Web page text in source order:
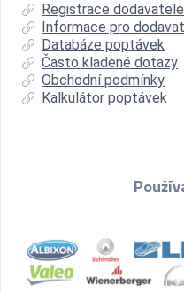
Registrace dodavatele
Informace pro
Databáze poptávek
Často kladené dotazy
Obchodní podmínky
Kalkulátor poptávek